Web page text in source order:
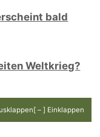
bald
Weltkrieg?
[ – ] Einklappen